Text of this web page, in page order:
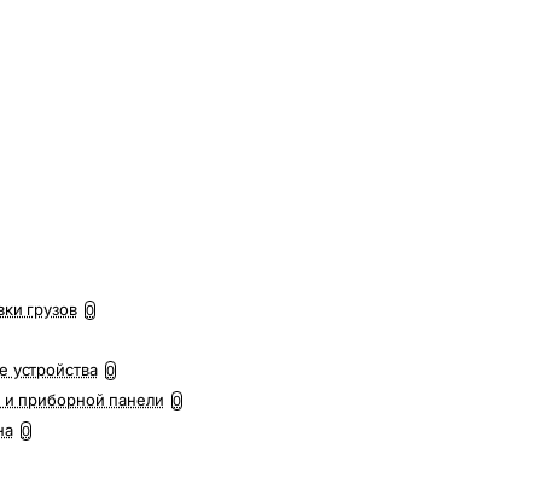
грузов 0
устройства 0
приборной панели 0
0